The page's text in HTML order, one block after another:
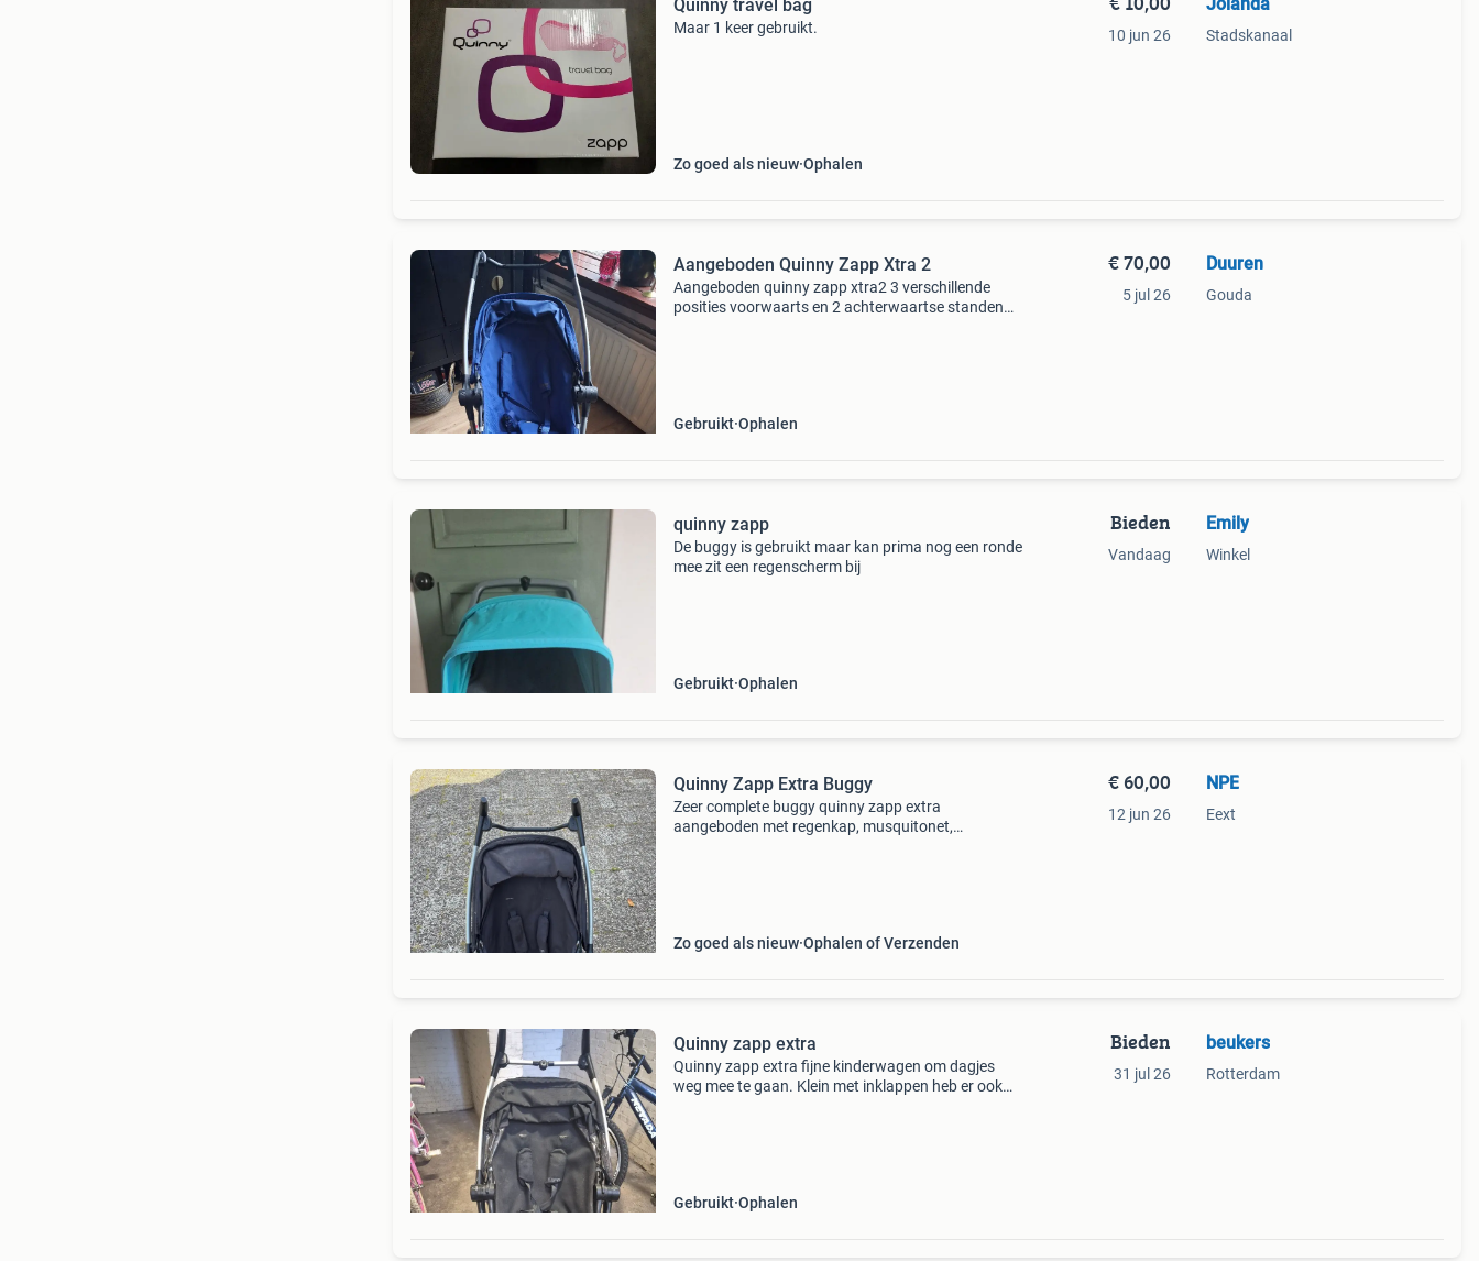
Quinny travel bag
Maar 1 keer gebruikt.
Zo goed als nieuw Ophalen
10 jun 26 Stadskanaal
Aangeboden Quinny Zapp Xtra 2
Aangeboden quinny zapp xtra2 3 verschillende
posities voorwaarts en 2 achterwaartse standen
Gebruikt Ophalen
€ 70,00
5 jul 26
Duuren
Gouda
quinny zapp
De buggy is gebruikt maar kan prima nog een ronde
mee zit een regenscherm bij
Gebruikt Ophalen
Bieden
Vandaag
Emily
Winkel
Quinny Zapp Extra Buggy
Zeer complete buggy quinny zapp extra
aangeboden met regenkap, musquitonet,
Zo goed als nieuw Ophalen of Verzenden
€ 60,00
12 jun 26
NPE
Eext
Quinny zapp extra
Quinny zapp extra fijne kinderwagen om dagjes
weg mee te gaan. Klein met inklappen heb er ook
Gebruikt Ophalen
Bieden
31 jul 26
beukers
Rotterdam